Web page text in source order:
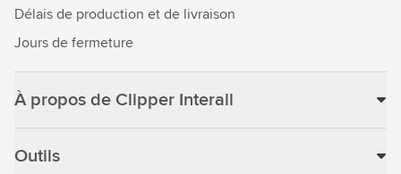
Délais de production et de livraison
Jours de fermeture
À propos de Clipper Interall
Outils